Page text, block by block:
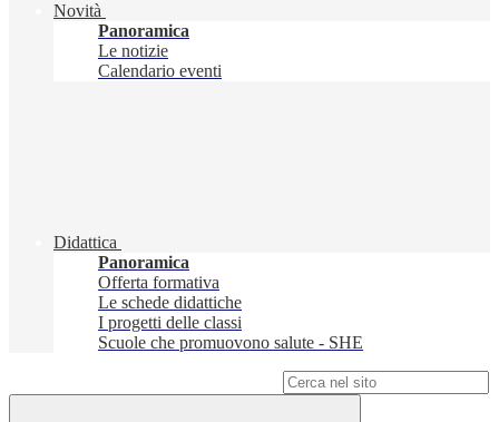
Novità
Panoramica
Le notizie
Calendario eventi
Didattica
Panoramica
Offerta formativa
Le schede didattiche
I progetti delle classi
Scuole che promuovono salute - SHE